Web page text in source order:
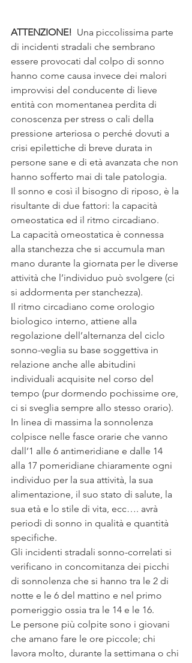
ATTENZIONE! Una piccolissima parte
di incidenti stradali che sembrano
essere provocati dal colpo di sonno
hanno come causa invece dei malori
improvvisi del conducente di lieve
entità con momentanea perdita di
conoscenza per stress o cali della
pressione arteriosa o perché dovuti a
crisi epilettiche di breve durata in
persone sane e di età avanzata che non
hanno sofferto mai di tale patologia.
Il sonno e così il bisogno di riposo, è la
risultante di due fattori: la capacità
omeostatica ed il ritmo circadiano.
La capacità omeostatica è connessa
alla stanchezza che si accumula man
mano durante la giornata per le diverse
attività che l’individuo può svolgere (ci
si addormenta per stanchezza).
Il ritmo circadiano come orologio
biologico interno, attiene alla
regolazione dell’alternanza del ciclo
sonno-veglia su base soggettiva in
relazione anche alle abitudini
individuali acquisite nel corso del
tempo (pur dormendo pochissime ore,
ci si sveglia sempre allo stesso orario).
In linea di massima la sonnolenza
colpisce nelle fasce orarie che vanno
dall’1 alle 6 antimeridiane e dalle 14
alla 17 pomeridiane chiaramente ogni
individuo per la sua attività, la sua
alimentazione, il suo stato di salute, la
sua età e lo stile di vita, ecc…. avrà
periodi di sonno in qualità e quantità
specifiche.
Gli incidenti stradali sonno-correlati si
verificano in concomitanza dei picchi
di sonnolenza che si hanno tra le 2 di
notte e le 6 del mattino e nel primo
pomeriggio ossia tra le 14 e le 16.
Le persone più colpite sono i giovani
che amano fare le ore piccole; chi
lavora molto, durante la settimana o chi